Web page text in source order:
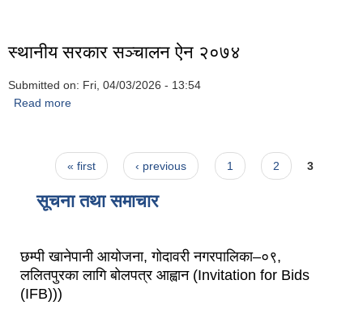
स्थानीय सरकार सञ्‍चालन ऐन २०७४
Submitted on: Fri, 04/03/2026 - 13:54
Read more
Pages« first ‹ previous 1 2 3
सूचना तथा समाचार
छम्पी खानेपानी आयोजना, गोदावरी नगरपालिका–०९,
ललितपुरका लागि बोलपत्र आह्वान (Invitation for Bids
(IFB)))